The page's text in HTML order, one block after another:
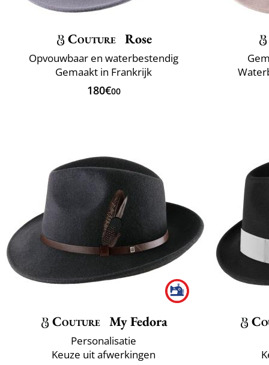
Couture Rose
Opvouwbaar en waterbestendig
Gemaakt in Frankrijk
180€00
Couture My Fedora
Personalisatie
Keuze uit afwerkingen